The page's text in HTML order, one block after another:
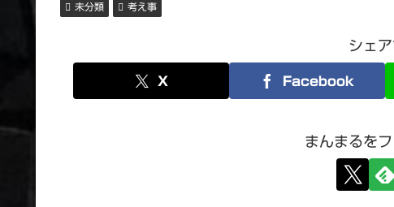
未分類 考え事
シェ
X Facebook
まんまるを